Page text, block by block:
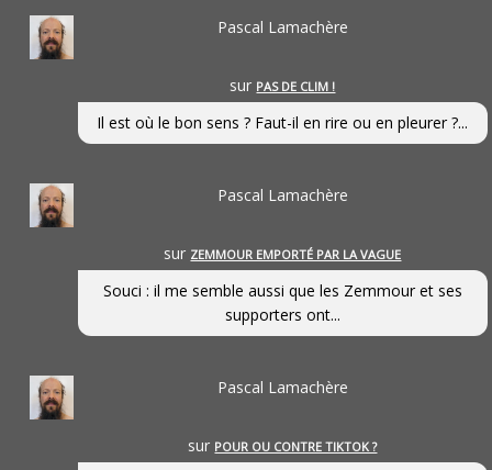
Pascal Lamachère
sur PAS DE CLIM !
Il est où le bon sens ? Faut-il en rire ou en pleurer ?...
Pascal Lamachère
sur ZEMMOUR EMPORTÉ PAR LA VAGUE
Souci : il me semble aussi que les Zemmour et ses
supporters ont...
Pascal Lamachère
sur POUR OU CONTRE TIKTOK ?